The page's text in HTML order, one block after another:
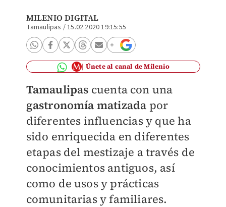
MILENIO DIGITAL
Tamaulipas /15.02.2020 19:15:55
Únete al canal de Milenio
Tamaulipas cuenta con una
gastronomía matizada por
diferentes influencias y que ha
sido enriquecida en diferentes
etapas del mestizaje a través de
conocimientos antiguos, así
como de usos y prácticas
comunitarias y familiares.